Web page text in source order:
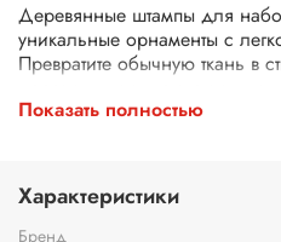
Деревянные штампы для
уникальные орнаменты с
Превратите обычную ткань в
деревянными штампами для
подходят для декора одежды,
Экологичные – изготовлены
Четкий оттиск – резные узоры
аккуратный и красивый
Показать полностью
Характеристики
Бренд